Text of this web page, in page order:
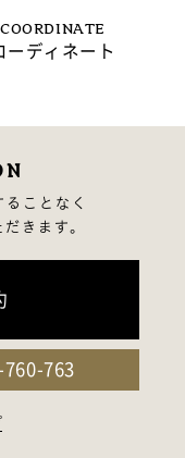
COORDINATE
ーディネート
ことなく
きます。
763